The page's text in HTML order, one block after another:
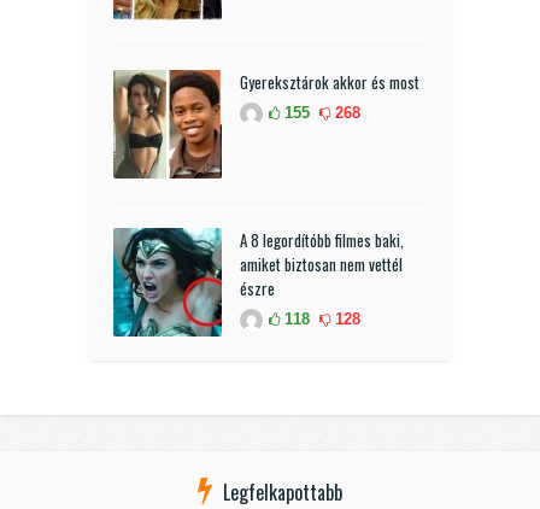
Gyereksztárok akkor és most
155 268
A 8 legordítóbb filmes baki,
amiket biztosan nem vettél
észre
118 128
Legfelkapottabb